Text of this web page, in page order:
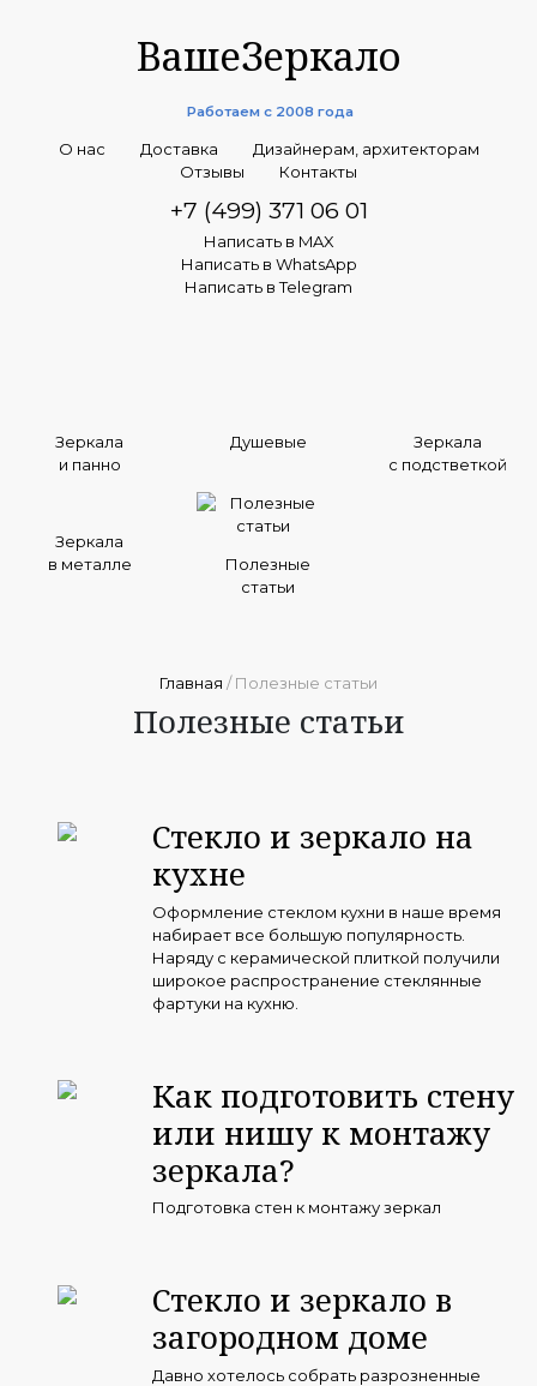
ВашеЗеркало
Работаем с 2008 года
О нас Доставка
Дизайнерам, архитекторам
Отзывы
Контакты
+7 (499) 371 06 01
Написать в MAX
Написать в WhatsApp
Написать в Telegram
Зеркала
и панно
Душевые
Зеркала
с подстветкой
Зеркала
в металле
Полезные
статьи
Главная / Полезные статьи
Полезные статьи
Стекло и зеркало на
кухне
Оформление стеклом кухни в наше время
набирает все большую популярность.
Наряду с керамической плиткой получили
широкое распространение стеклянные
фартуки на кухню.
Как подготовить стену
или нишу к монтажу
зеркала?
Подготовка стен к монтажу зеркал
Стекло и зеркало в
загородном доме
Давно хотелось собрать разрозненные